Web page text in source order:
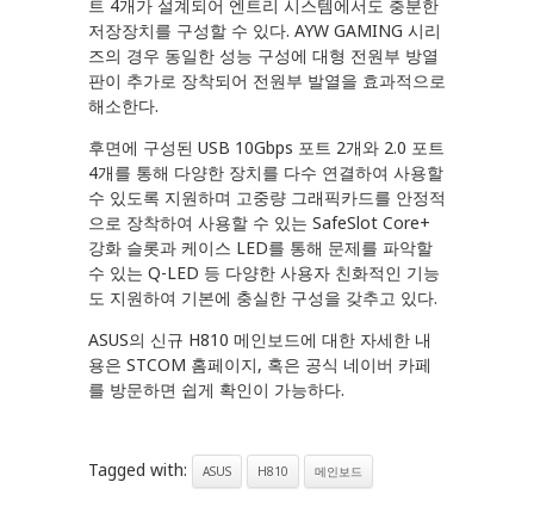
트 4개가 설계되어 엔트리 시스템에서도 충분한
저장장치를 구성할 수 있다. AYW GAMING 시리
즈의 경우 동일한 성능 구성에 대형 전원부 방열
판이 추가로 장착되어 전원부 발열을 효과적으로
해소한다.
후면에 구성된 USB 10Gbps 포트 2개와 2.0 포트
4개를 통해 다양한 장치를 다수 연결하여 사용할
수 있도록 지원하며 고중량 그래픽카드를 안정적
으로 장착하여 사용할 수 있는 SafeSlot Core+
강화 슬롯과 케이스 LED를 통해 문제를 파악할
수 있는 Q-LED 등 다양한 사용자 친화적인 기능
도 지원하여 기본에 충실한 구성을 갖추고 있다.
ASUS의 신규 H810 메인보드에 대한 자세한 내
용은 STCOM 홈페이지, 혹은 공식 네이버 카페
를 방문하면 쉽게 확인이 가능하다.
Tagged with: ASUS H810 메인보드